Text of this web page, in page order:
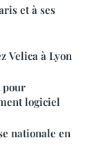
et à ses
Velica à Lyon
pour
logiciel
nationale en